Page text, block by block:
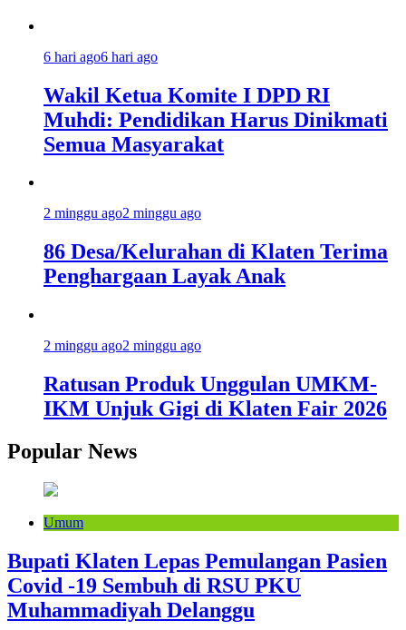
6 hari ago6 hari ago
Wakil Ketua Komite I DPD RI
Muhdi: Pendidikan Harus Dinikmati
Semua Masyarakat
2 minggu ago2 minggu ago
86 Desa/Kelurahan di Klaten Terima
Penghargaan Layak Anak
2 minggu ago2 minggu ago
Ratusan Produk Unggulan UMKM-
IKM Unjuk Gigi di Klaten Fair 2026
Popular News
Umum
Bupati Klaten Lepas Pemulangan Pasien
Covid -19 Sembuh di RSU PKU
Muhammadiyah Delanggu